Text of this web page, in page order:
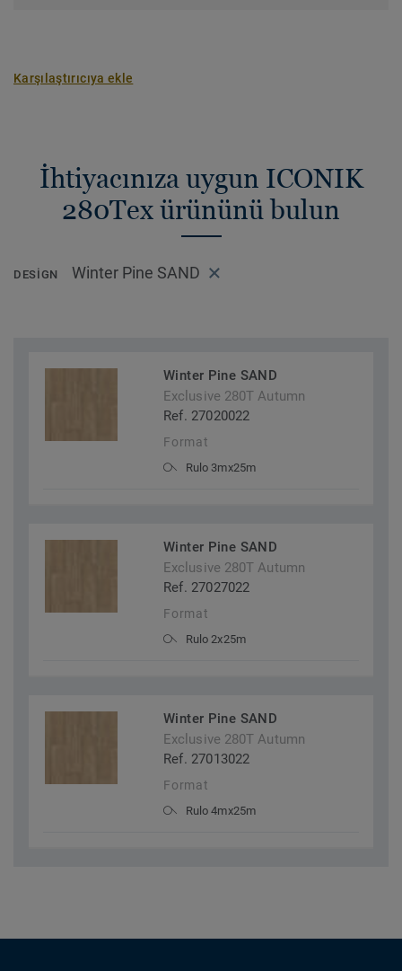
Karşılaştırıcıya ekle
İhtiyacınıza uygun ICONIK
280Tex ürününü bulun
DESIGN Winter Pine SAND
Winter Pine SAND
Exclusive 280T Autumn
Ref. 27020022
Format
Rulo 3mx25m
Winter Pine SAND
Exclusive 280T Autumn
Ref. 27027022
Format
Rulo 2x25m
Winter Pine SAND
Exclusive 280T Autumn
Ref. 27013022
Format
Rulo 4mx25m